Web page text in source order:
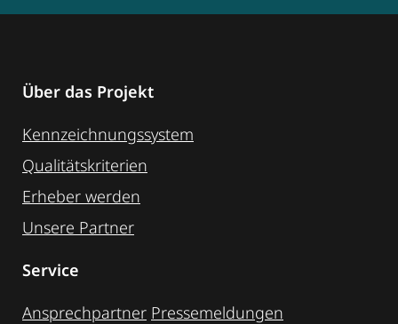
Über das Projekt
Kennzeichnungssystem
Qualitätskriterien
Erheber werden
Unsere Partner
Service
Ansprechpartner Pressemeldungen